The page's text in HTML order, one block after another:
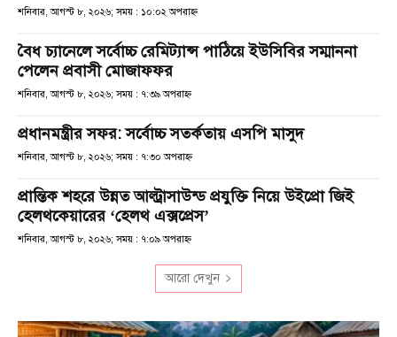
শনিবার, আগস্ট ৮, ২০২৬; সময় : ১০:০২ অপরাহ্ণ
বৈধ চ্যানেলে সর্বোচ্চ রেমিট্যান্স পাঠিয়ে ইউসিবির সম্মাননা
পেলেন প্রবাসী মোজাফফর
শনিবার, আগস্ট ৮, ২০২৬; সময় : ৭:৩৯ অপরাহ্ণ
প্রধানমন্ত্রীর সফর: সর্বোচ্চ সতর্কতায় এসপি মাসুদ
শনিবার, আগস্ট ৮, ২০২৬; সময় : ৭:৩০ অপরাহ্ণ
প্রান্তিক শহরে উন্নত আল্ট্রাসাউন্ড প্রযুক্তি নিয়ে উইপ্রো জিই
হেলথকেয়ারের ‘হেলথ এক্সপ্রেস’
শনিবার, আগস্ট ৮, ২০২৬; সময় : ৭:০৯ অপরাহ্ণ
আরো দেখুন